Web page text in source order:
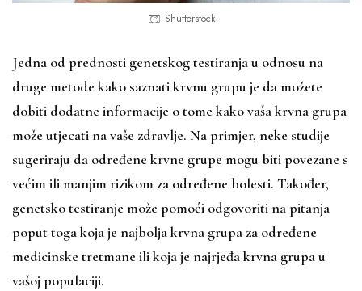
Shutterstock
Jedna od prednosti genetskog testiranja u odnosu na
druge metode kako saznati krvnu grupu je da možete
dobiti dodatne informacije o tome kako vaša krvna grupa
može utjecati na vaše zdravlje. Na primjer, neke studije
sugeriraju da određene krvne grupe mogu biti povezane s
većim ili manjim rizikom za određene bolesti. Također,
genetsko testiranje može pomoći odgovoriti na pitanja
poput toga koja je najbolja krvna grupa za određene
medicinske tretmane ili koja je najrjeđa krvna grupa u
vašoj populaciji.